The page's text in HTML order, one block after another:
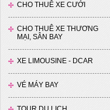
CHO THUÊ XE CƯỚI
CHO THUÊ XE THƯƠNG
MẠI, SÂN BAY
XE LIMOUSINE - DCAR
VÉ MÁY BAY
Xe 16 chỗ - Hyundai Solati